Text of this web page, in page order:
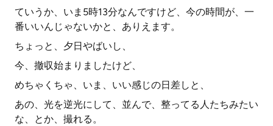
ていうか、いま5時13分なんですけど、今の時間が、一
番いいんじゃないかと、ありえます。
ちょっと、夕日やばいし、
今、撤収始まりましたけど、
めちゃくちゃ、いま、いい感じの日差しと、
あの、光を逆光にして、並んで、整ってる人たちみたい
な、とか、撮れる。